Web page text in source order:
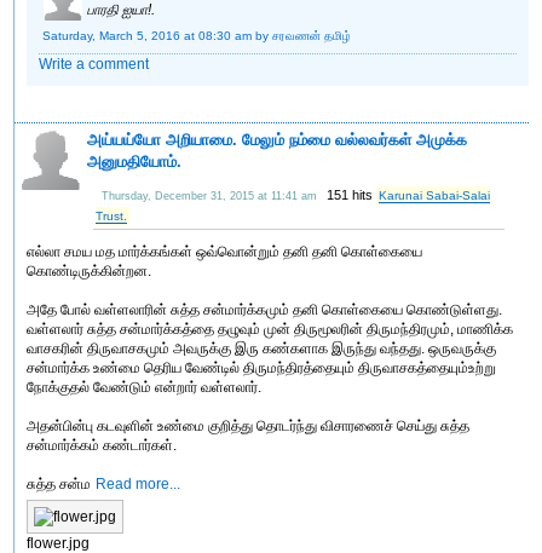
பாரதி ஐயா!.
Saturday, March 5, 2016 at 08:30 am by சரவணன் தமிழ்
Write a comment
அய்யய்யோ அறியாமை. மேலும் நம்மை வல்லவர்கள் அமுக்க
அனுமதியோம்.
Thursday, December 31, 2015 at 11:41 am 151 hits Karunai Sabai-Salai
Trust.
எல்லா சமய மத மார்க்கங்கள் ஒவ்வொன்றும் தனி தனி கொள்கையை
கொண்டிருக்கின்றன.
அதே போல் வள்ளலாரின் சுத்த சன்மார்க்கமும் தனி கொள்கையை கொண்டுள்ளது.
வள்ளலார் சுத்த சன்மார்க்கத்தை தழுவும் முன் திருமூலரின் திருமந்திரமும், மாணிக்க
வாசகரின் திருவாசகமும் அவருக்கு இரு கண்களாக இருந்து வந்தது. ஒருவருக்கு
சன்மார்க்க உண்மை தெரிய வேண்டில் திருமந்திரத்தையும் திருவாசகத்தையும்உற்று
நோக்குதல் வேண்டும் என்றார் வள்ளலார்.
அதன்பின்பு கடவுளின் உண்மை குறித்து தொடர்ந்து விசாரணைச் செய்து சுத்த
சன்மார்க்கம் கண்டார்கள்.
சுத்த சன்ம Read more...
flower.jpg